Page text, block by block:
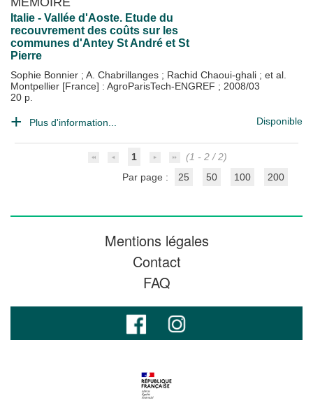
Italie - Vallée d'Aoste. Etude du
recouvrement des coûts sur les
communes d'Antey St André et St
Pierre
Sophie Bonnier ; A. Chabrillanges ; Rachid Chaoui-ghali ; et al.
Montpellier [France] : AgroParisTech-ENGREF ; 2008/03
20 p.
Plus d'information... Disponible
1
(1 - 2 / 2)
Par page :
25 50 100 200
Mentions légales
Contact
FAQ